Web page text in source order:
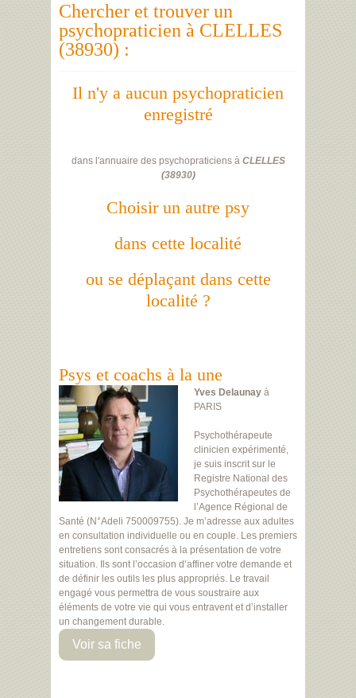
Chercher et trouver un
psychopraticien à CLELLES
(38930) :
Il n'y a aucun psychopraticien
enregistré
dans l'annuaire des psychopraticiens à CLELLES
(38930)
Choisir un autre psy
dans cette localité
ou se déplaçant dans cette
localité ?
Psys et coachs à la une
Yves Delaunay à
PARIS
Psychothérapeute
clinicien expérimenté,
je suis inscrit sur le
Registre National des
Psychothérapeutes de
l’Agence Régional de
Santé (N°Adeli 750009755). Je m’adresse aux adultes
en consultation individuelle ou en couple. Les premiers
entretiens sont consacrés à la présentation de votre
situation. Ils sont l’occasion d’affiner votre demande et
de définir les outils les plus appropriés. Le travail
engagé vous permettra de vous soustraire aux
éléments de votre vie qui vous entravent et d’installer
un changement durable.
Voir sa fiche